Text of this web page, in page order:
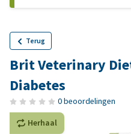
Terug
Brit Veterinary
Diabetes
0 beoordelingen
Herhaal